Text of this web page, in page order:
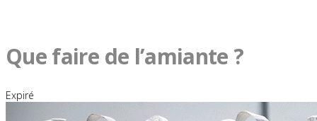
Que faire de l’amiante ?
Expiré